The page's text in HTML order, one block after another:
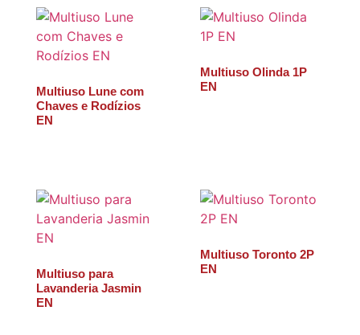
Multiuso Lune com
Chaves e Rodízios
EN
Multiuso Olinda 1P
EN
Multiuso para
Lavanderia Jasmin
EN
Multiuso Toronto 2P
EN